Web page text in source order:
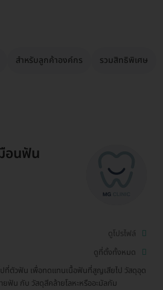
สำหรับลูกค้าองค์กร รวมสิทธิพิเศษ
อนฟัน
ดูโปรไฟล์
ดูที่ตั้งทั้งหมด
ปที่ตัวฟัน เพื่อทดแทนเนื้อฟันที่สูญเสียไป วัสดุอุด
ฟัน กับ วัสดุสีคล้ายโลหะหรืออะมัลกัม